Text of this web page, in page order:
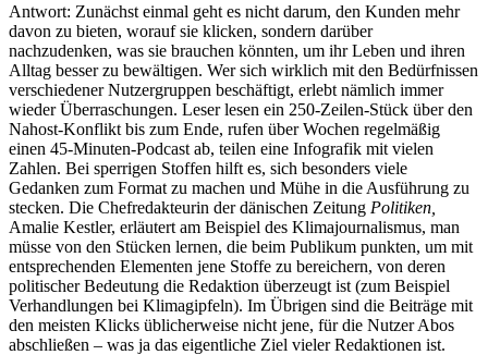
Antwort: Zunächst einmal geht es nicht darum, den Kunden mehr
davon zu bieten, worauf sie klicken, sondern darüber
nachzudenken, was sie brauchen könnten, um ihr Leben und ihren
Alltag besser zu bewältigen. Wer sich wirklich mit den Bedürfnissen
verschiedener Nutzergruppen beschäftigt, erlebt nämlich immer
wieder Überraschungen. Leser lesen ein 250-Zeilen-Stück über den
Nahost-Konflikt bis zum Ende, rufen über Wochen regelmäßig
einen 45-Minuten-Podcast ab, teilen eine Infografik mit vielen
Zahlen. Bei sperrigen Stoffen hilft es, sich besonders viele
Gedanken zum Format zu machen und Mühe in die Ausführung zu
stecken. Die Chefredakteurin der dänischen Zeitung Politiken,
Amalie Kestler, erläutert am Beispiel des Klimajournalismus, man
müsse von den Stücken lernen, die beim Publikum punkten, um mit
entsprechenden Elementen jene Stoffe zu bereichern, von deren
politischer Bedeutung die Redaktion überzeugt ist (zum Beispiel
Verhandlungen bei Klimagipfeln). Im Übrigen sind die Beiträge mit
den meisten Klicks üblicherweise nicht jene, für die Nutzer Abos
abschließen – was ja das eigentliche Ziel vieler Redaktionen ist.